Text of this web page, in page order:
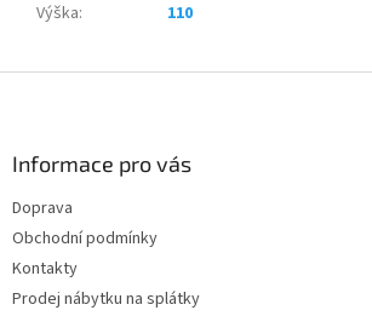
Výška: 110
Informace pro vás
Doprava
Obchodní podmínky
Kontakty
Prodej nábytku na splátky